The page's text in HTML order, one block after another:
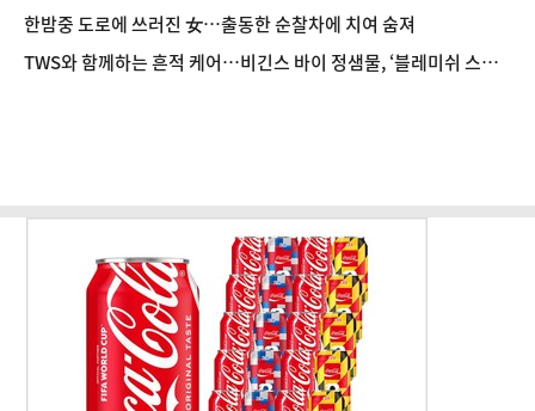
한밤중 도로에 쓰러진 女…출동한 순찰차에 치여 숨져
TWS와 함께하는 흔적 케어…비긴스 바이 정샘물, ‘블레미쉬 스트